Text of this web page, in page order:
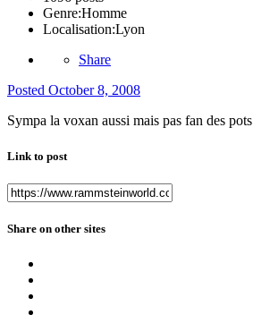
Genre:Homme
Localisation:Lyon
Share
Posted October 8, 2008
Sympa la voxan aussi mais pas fan des pots
Link to post
Share on other sites